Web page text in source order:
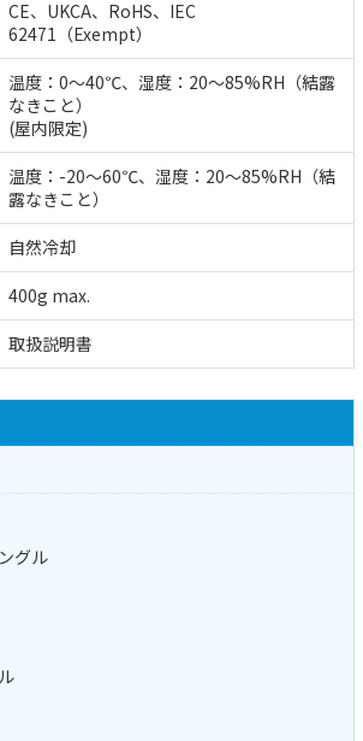
CE、UKCA、RoHS、IEC
62471（Exempt）
温度：0～40℃、湿度：20～85%RH（結露
なきこと）
(屋内限定)
温度：-20～60℃、湿度：20～85%RH（結
露なきこと）
自然冷却
400g max.
取扱説明書
グル